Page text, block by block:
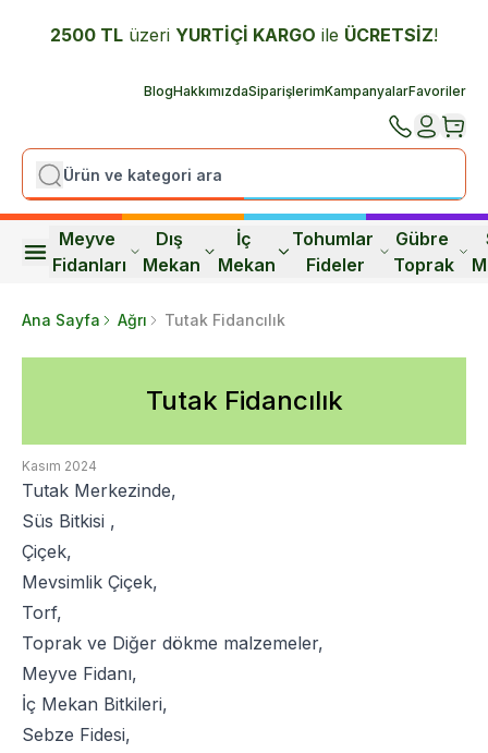
2500 TL üzeri YURTİÇİ KARGO ile ÜCRETSİZ!
BlogHakkımızdaSiparişlerimKampanyalarFavoriler
Meyve
Fidanları
Dış
Mekan
İç
Mekan
Tohumlar
Fideler
Gübre
Toprak
Ana Sayfa Ağrı Tutak Fidancılık
Tutak Fidancılık
Kasım 2024
Tutak Merkezinde,
Süs Bitkisi ,
Çiçek,
Mevsimlik Çiçek,
Torf,
Toprak ve Diğer dökme malzemeler,
Meyve Fidanı,
İç Mekan Bitkileri,
Sebze Fidesi,